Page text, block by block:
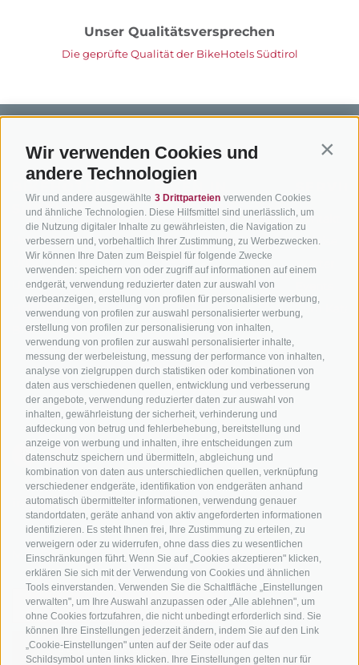
Wir verwenden Cookies und
andere Technologien
Wir und andere ausgewählte 3 Drittparteien verwenden Cookies
und ähnliche Technologien. Diese Hilfsmittel sind unerlässlich, um
die Nutzung digitaler Inhalte zu gewährleisten, die Navigation zu
verbessern und, vorbehaltlich Ihrer Zustimmung, zu Werbezwecken.
Wir können Ihre Daten zum Beispiel für folgende Zwecke
verwenden: speichern von oder zugriff auf informationen auf einem
endgerät, verwendung reduzierter daten zur auswahl von
werbeanzeigen, erstellung von profilen für personalisierte werbung,
verwendung von profilen zur auswahl personalisierter werbung,
erstellung von profilen zur personalisierung von inhalten,
verwendung von profilen zur auswahl personalisierter inhalte,
messung der werbeleistung, messung der performance von inhalten,
analyse von zielgruppen durch statistiken oder kombinationen von
daten aus verschiedenen quellen, entwicklung und verbesserung
der angebote, verwendung reduzierter daten zur auswahl von
inhalten, gewährleistung der sicherheit, verhinderung und
aufdeckung von betrug und fehlerbehebung, bereitstellung und
anzeige von werbung und inhalten, ihre entscheidungen zum
datenschutz speichern und übermitteln, abgleichung und
kombination von daten aus unterschiedlichen quellen, verknüpfung
verschiedener endgeräte, identifikation von endgeräten anhand
automatisch übermittelter informationen, verwendung genauer
standortdaten, geräte anhand von aktiv angeforderten informationen
identifizieren. Es steht Ihnen frei, Ihre Zustimmung zu erteilen, zu
verweigern oder zu widerrufen, ohne dass dies zu wesentlichen
Einschränkungen führt. Wenn Sie auf „Cookies akzeptieren" klicken,
erklären Sie sich mit der Verwendung von Cookies und ähnlichen
Tools einverstanden. Verwenden Sie die Schaltfläche „Einstellungen
verwalten", um Ihre Auswahl anzupassen oder „Alle ablehnen", um
ohne Cookies fortzufahren, die nicht unbedingt erforderlich sind. Sie
können Ihre Einstellungen jederzeit ändern, indem Sie auf den Link
„Cookie-Einstellungen" unten auf der Seite oder auf das
Schildsymbol unten links klicken. Ihre Einstellungen gelten nur für
Unser Qualitätsversprechen
Die geprüfte Qualität der BikeHotels Südtirol
SÜDTIROL
Hotels & Pakete
Urlaubspakete
Unsere Gutscheine
Hot Deals
Bike & Work
BIKEN IN
SÜDTIROL
Mountainbiken in
Südtirol
Rennradfahren in
Südtirol
Radwege in Südtirol
Bikeshops & Verleihe
Bike-Schulen
Tourenzentrale
Kontakt
Anreise
Wetter
Zum
info@bikehotels.it
MELDE DICH ZU UNSEREM NEWSLETTER AN!
JETZT ANMELDEN